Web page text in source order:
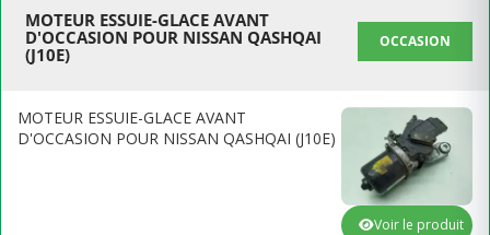
MOTEUR ESSUIE-GLACE AVANT
D'OCCASION POUR NISSAN QASHQAI
(J10E)
OCCASION
MOTEUR ESSUIE-GLACE AVANT
D'OCCASION POUR NISSAN QASHQAI (J10E)
Voir le produit